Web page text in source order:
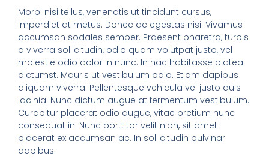
Morbi nisi tellus, venenatis ut tincidunt cursus,
imperdiet at metus. Donec ac egestas nisi. Vivamus
accumsan sodales semper. Praesent pharetra, turpis
a viverra sollicitudin, odio quam volutpat justo, vel
molestie odio dolor in nunc. In hac habitasse platea
dictumst. Mauris ut vestibulum odio. Etiam dapibus
aliquam viverra. Pellentesque vehicula vel justo quis
lacinia. Nunc dictum augue at fermentum vestibulum.
Curabitur placerat odio augue, vitae pretium nunc
consequat in. Nunc porttitor velit nibh, sit amet
placerat ex accumsan ac. In sollicitudin pulvinar
dapibus.